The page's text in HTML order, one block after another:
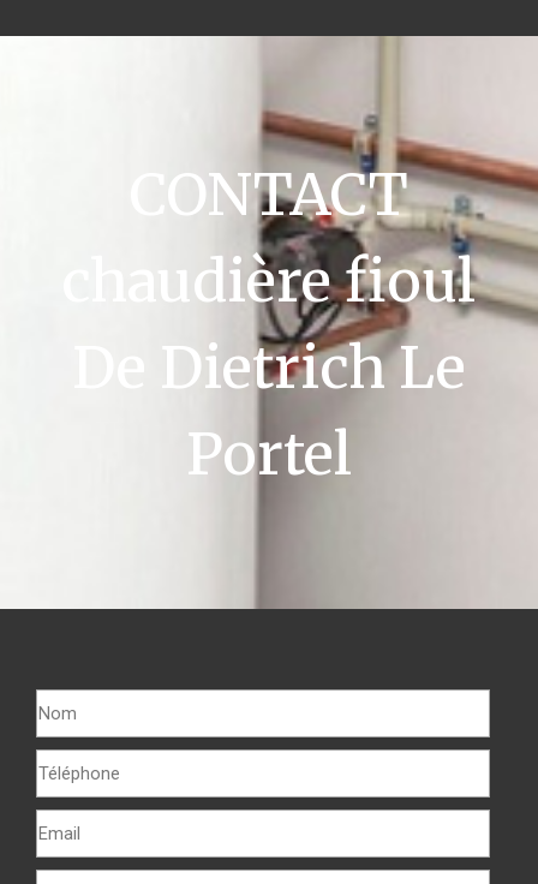
CONTACT
chaudière fioul
De Dietrich Le
Portel